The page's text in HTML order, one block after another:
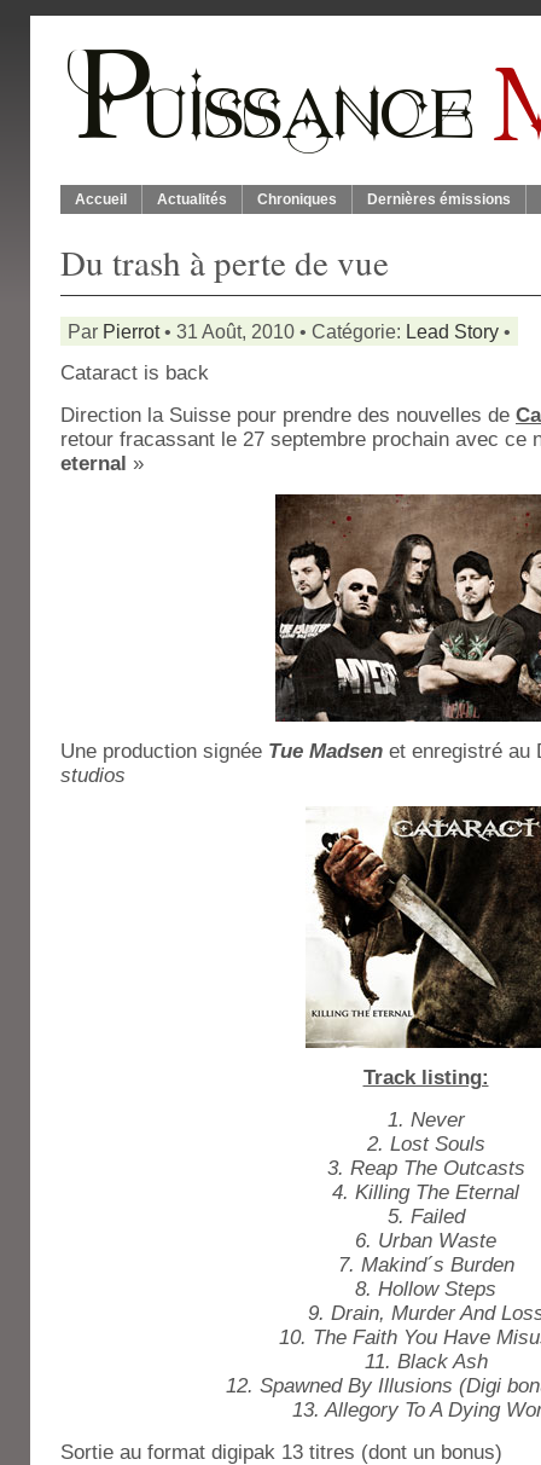
Accueil Actualités Chroniques Dernières émissions
Du trash à perte de vue
Par Pierrot• 31 Août, 2010 • Catégorie: Lead Story •
Cataract is back
Direction la Suisse pour prendre des nouvelles de
retour fracassant le 27 septembre prochain avec ce
eternal »
Une production signée Tue Madsen et enregistré au
studios
Track listing:
1. Never
2. Lost Souls
3. Reap The Outcasts
4. Killing The Eternal
5. Failed
6. Urban Waste
7. Makind´s Burden
8. Hollow Steps
9. Drain, Murder And
10. The Faith You Have
11. Black Ash
12. Spawned By Illusions (Digi
13. Allegory To A Dying
Sortie au format digipak 13 titres (dont un bonus)